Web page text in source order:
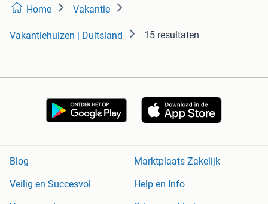
Home Vakantie
Vakantiehuizen | Duitsland 15 resultaten
Blog
Marktplaats Zakelijk
Veilig en Succesvol
Help en Info